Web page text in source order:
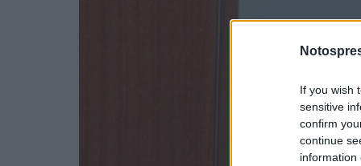
If you wish
sensitive
confirm
continue
information